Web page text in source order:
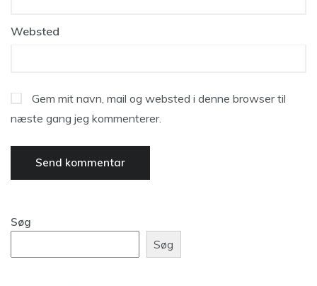
Websted
Gem mit navn, mail og websted i denne browser til
næste gang jeg kommenterer.
Søg
Søg